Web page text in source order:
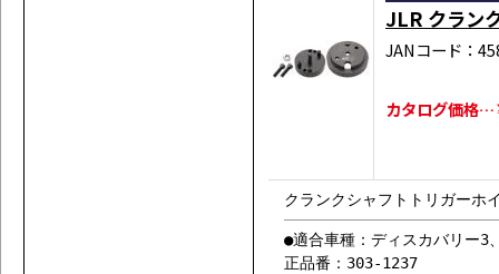
JLR クラン
JANコード：
カタログ価格
クランクシャフトトリガー
●適合車種：ディスカバリー3
正品番：303-1237